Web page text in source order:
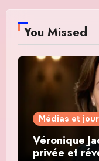
You Missed
Médias et
Véronique
privée et